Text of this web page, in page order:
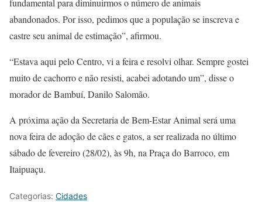
fundamental para diminuirmos o número de animais
abandonados. Por isso, pedimos que a população se inscreva e
castre seu animal de estimação”, afirmou.
“Estava aqui pelo Centro, vi a feira e resolvi olhar. Sempre gostei
muito de cachorro e não resisti, acabei adotando um”, disse o
morador de Bambuí, Danilo Salomão.
A próxima ação da Secretaria de Bem-Estar Animal será uma
nova feira de adoção de cães e gatos, a ser realizada no último
sábado de fevereiro (28/02), às 9h, na Praça do Barroco, em
Itaipuaçu.
Categorias: Cidades